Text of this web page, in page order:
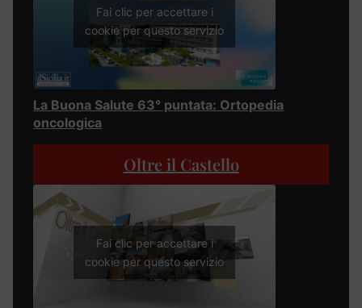
Fai clic per accettare i
cookie per questo servizio
La Buona Salute 63° puntata: Ortopedia
oncologica
Oltre il Castello
Fai clic per accettare i
cookie per questo servizio